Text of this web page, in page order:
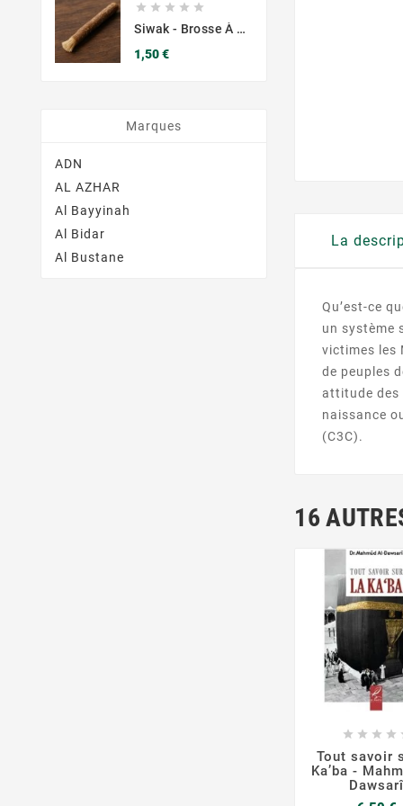
    
Siwak - Brosse À Dents Naturel - Bio
1,50 €Prix
Marques
ADN
AL AZHAR
Al Bayyinah
Al Bidar
Al Bustane
La
Qu’est-ce
un système
victimes les
de peuples
attitude des
naissance
(C3C).
16


   
Tout savoir
Ka’ba -
Dawsarî